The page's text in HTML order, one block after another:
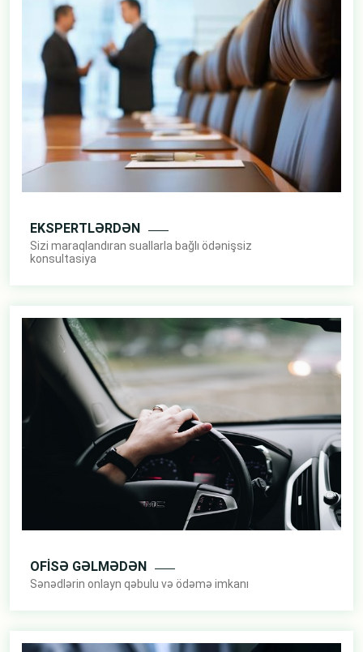
EKSPERTLƏRDƏN
Sizi maraqlandıran suallarla bağlı ödənişsiz
konsultasiya
OFİSƏ GƏLMƏDƏN
Sənədlərin onlayn qəbulu və ödəmə imkanı